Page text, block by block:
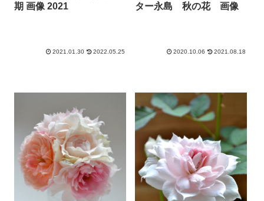
期 画像 2021
2021.01.30 2022.05.25
ター永島 秋の花 画像
2020.10.06 2021.08.18